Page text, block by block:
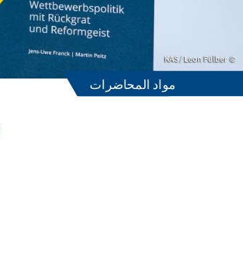
مواد المحاضرات